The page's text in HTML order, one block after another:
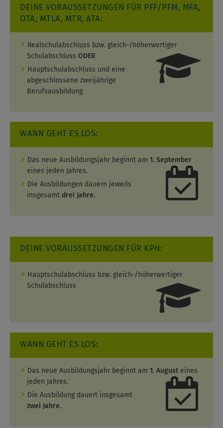
DEINE VORAUSSETZUNGEN FÜR PFF/PFM, MFA,
OTA, MTLA, MTR, ATA:
Realschulabschluss bzw. gleich-/höherwertiger
Schulabschluss ODER
Hauptschulabschluss und eine
abgeschlossene zweijährige
Berufsausbildung
WANN GEHT ES LOS:
Das neue Ausbildungsjahr beginnt am 1. September
eines jeden Jahres.
Die Ausbildungen dauern jeweils
insgesamt drei Jahre.
DEINE VORAUSSETZUNGEN FÜR KPH:
Hauptschulabschluss bzw. gleich-/höherwertiger
Schulabschluss
WANN GEHT ES LOS:
Das neue Ausbildungsjahr beginnt am 1. Augusteines
jeden Jahres.
Die Ausbildung dauert insgesamt
zwei Jahre.